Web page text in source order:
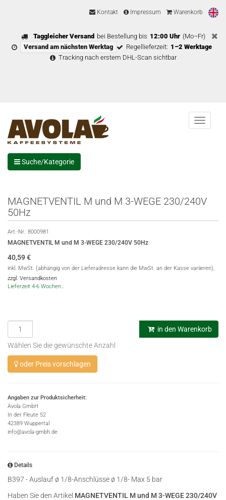
Kontakt Impressum Warenkorb
Taggleicher Versand bei Bestellung bis 12:00 Uhr (Mo–Fr)
Versand am nächsten Werktag
Regellieferzeit: 1–2 Werktage
Tracking nach erstem DHL-Scan sichtbar
Menu
Suche/Kategorie
MAGNETVENTIL M und M 3-WEGE 230/240V
50Hz
Art.-Nr.: 8000981
MAGNETVENTIL M und M 3-WEGE 230/240V 50Hz
40,59€
inkl. MwSt. (abhängig von der Lieferadresse kann die MwSt. an der Kasse variieren),
zzgl. Versandkosten
Lieferzeit 4-6 Wochen..
in den Warenkorb
Wählen Sie die gewünschte Anzahl
oder Preis vorschlagen
Angaben zur Produktsicherheit:
Avola GmbH
In der Fleute 52
42389 Wuppertal
info@avola-gmbh.de
Details
B397 - Auslauf ø 1/8-Anschlüsse ø 1/8- Max 5 bar
Haben Sie den Artikel MAGNETVENTIL M und M 3-WEGE 230/240V